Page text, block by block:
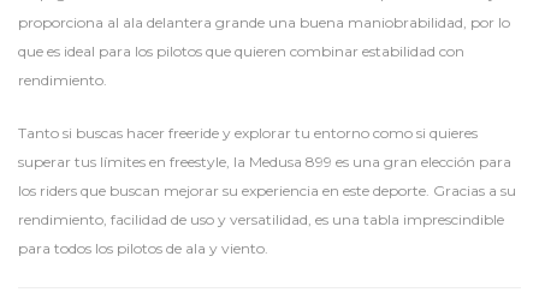
proporciona al ala delantera grande una buena maniobrabilidad, por lo
que es ideal para los pilotos que quieren combinar estabilidad con
rendimiento.
Tanto si buscas hacer freeride y explorar tu entorno como si quieres
superar tus límites en freestyle, la Medusa 899 es una gran elección para
los riders que buscan mejorar su experiencia en este deporte. Gracias a su
rendimiento, facilidad de uso y versatilidad, es una tabla imprescindible
para todos los pilotos de ala y viento.